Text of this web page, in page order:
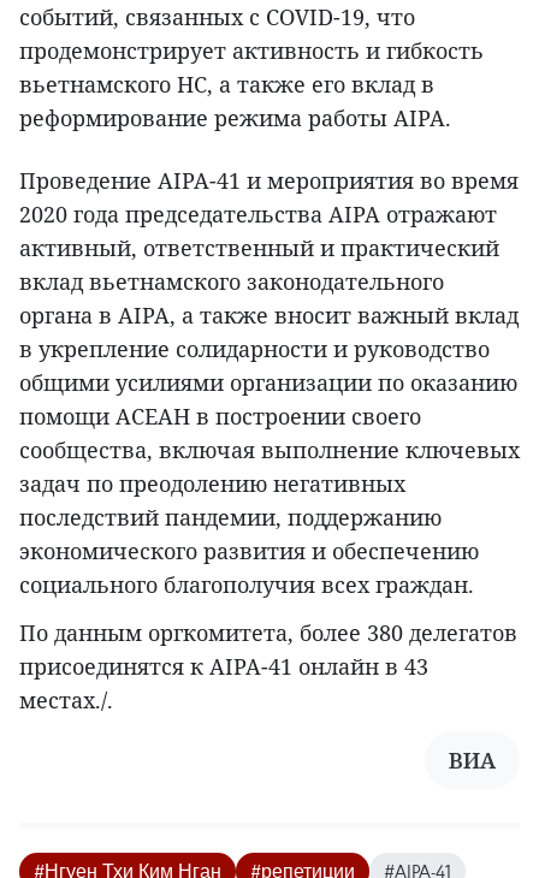
событий, связанных с COVID-19, что
продемонстрирует активность и гибкость
вьетнамского НС, а также его вклад в
реформирование режима работы AIPA.
Проведение AIPA-41 и мероприятия во время
2020 года председательства AIPA отражают
активный, ответственный и практический
вклад вьетнамского законодательного
органа в AIPA, а также вносит важный вклад
в укрепление солидарности и руководство
общими усилиями организации по оказанию
помощи АСЕАН в построении своего
сообщества, включая выполнение ключевых
задач по преодолению негативных
последствий пандемии, поддержанию
экономического развития и обеспечению
социального благополучия всех граждан.
По данным оргкомитета, более 380 делегатов
присоединятся к AIPA-41 онлайн в 43
местах./.
ВИА
#Нгуен Тхи Ким Нган #репетиции
#AIPA-41